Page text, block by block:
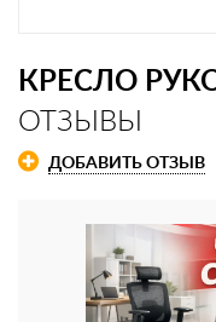
КРЕСЛО
ОТЗЫВЫ
ДОБАВИТЬ ОТЗЫВ